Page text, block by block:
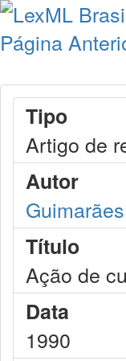
Página
Tipo
Artigo de
Autor
Título
Ação de
Data
1990